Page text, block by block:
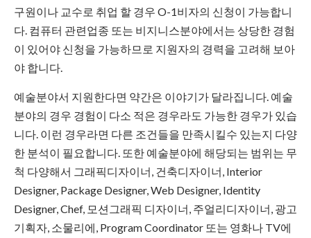
구원이나 교수로 취업 할 경우 O-1비자의 신청이 가능합니
다. 컴퓨터 관련업종 또는 비지니스분야에서는 상당한 경험
이 있어야 신청을 가능하므로 지원자의 경력을 고려해 보아
야 합니다.
예술분야서 지원한다면 약간은 이야기가 달라집니다. 예술
분야의 경우 경험이 다소 적은 경우라도 가능한 경우가 있습
니다. 이런 경우라면 다른 조건들을 만족시킬수 있는지 다양
한 분석이 필요합니다. 또한 예술분야에 해당되는 범위는 무
척 다양해서 그래픽디자이너, 건축디자이너, Interior
Designer, Package Designer, Web Designer, Identity
Designer, Chef, 모션그래픽 디자이너, 주얼리디자이너, 광고
기획자, 소물리에, Program Coordinator 또는 영화나 TV에